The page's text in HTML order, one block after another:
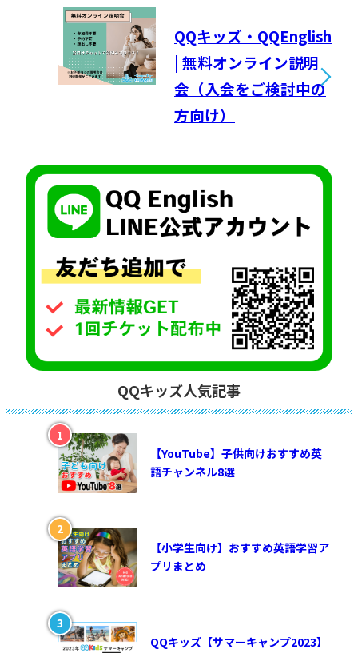
QQキッズ・QQEnglish
| 無料オンライン説明
会（入会をご検討中の
方向け）
QQキッズ人気記事
【YouTube】子供向けおすすめ英
語チャンネル8選
【小学生向け】おすすめ英語学習ア
プリまとめ
QQキッズ【サマーキャンプ2023】